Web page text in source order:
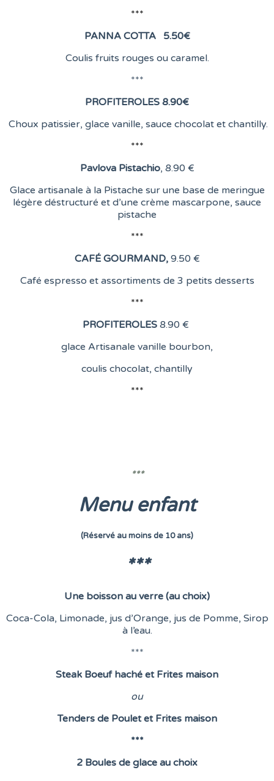
***
PANNA COTTA 5.50€
Coulis fruits rouges ou caramel.
***
PROFITEROLES 8.90€
Choux patissier, glace vanille, sauce chocolat et chantilly.
***
Pavlova Pistachio, 8.90 €
Glace artisanale à la Pistache sur une base de meringue
légère déstructuré et d’une crème mascarpone, sauce
pistache
***
CAFÉ GOURMAND, 9.50 €
Café espresso et assortiments de 3 petits desserts
***
PROFITEROLES 8.90 €
glace Artisanale vanille bourbon,
coulis chocolat, chantilly
***
***
Menu enfant
(Réservé au moins de 10 ans)
***
Une boisson au verre (au choix)
Coca-Cola, Limonade, jus d’Orange, jus de Pomme, Sirop
à l’eau.
***
Steak Boeuf haché et Frites maison
ou
Tenders de Poulet et Frites maison
***
2 Boules de glace au choix